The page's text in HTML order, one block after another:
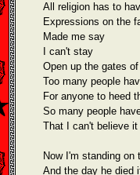
All religion has to
Expressions on the
Made me say
I can't stay
Open up the gates
Too many people
For anyone to heed
So many people
That I can't believe it
Now I'm standing on
And the day he died